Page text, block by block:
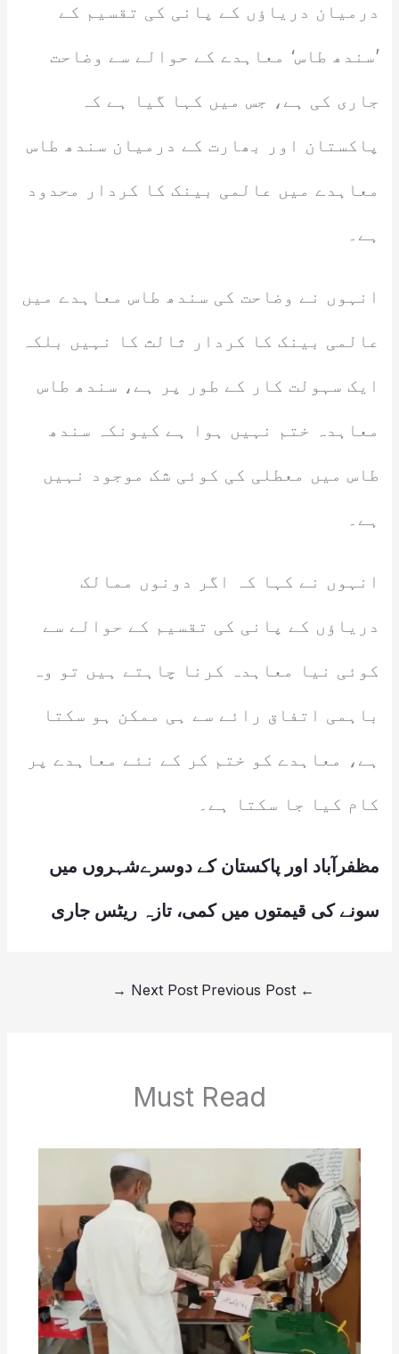
درمیان دریاؤں کے پانی کی تقسیم کے
’سندھ طاس‘ معاہدے کے حوالے سے وضاحت
جاری کی ہے، جس میں کہا گیا ہے کہ
پاکستان اور بھارت کے درمیان سندھ طاس
معاہدے میں عالمی بینک کا کردار محدود
ہے۔
انہوں نے وضاحت کی سندھ طاس معاہدے میں
عالمی بینک کا کردار ثالث کا نہیں بلکہ
ایک سہولت کار کے طور پر ہے، سندھ طاس
معاہدہ ختم نہیں ہوا ہے کیونکہ سندھ
طاس میں معطلی کی کوئی شک موجود نہیں
ہے۔
انہوں نے کہا کہ اگر دونوں ممالک
دریاؤں کے پانی کی تقسیم کے حوالے سے
کوئی نیا معاہدہ کرنا چاہتے ہیں تو وہ
باہمی اتفاق رائے سے ہی ممکن ہو سکتا
ہے، معاہدے کو ختم کر کے نئے معاہدے پر
کام کیا جا سکتا ہے۔
مظفرآباد اور پاکستان کے دوسرےشہروں میں
سونے کی قیمتوں میں کمی، تازہ ریٹس جاری
←
Next Post
→
Must Read